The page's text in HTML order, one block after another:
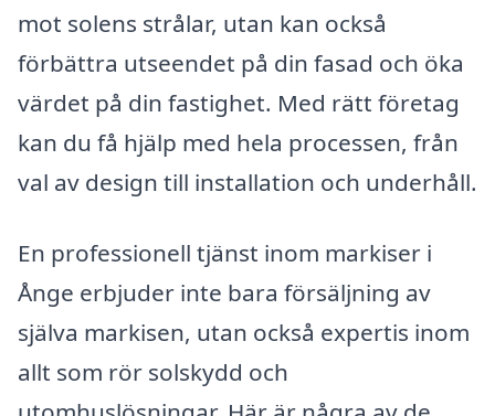
mot solens strålar, utan kan också
förbättra utseendet på din fasad och öka
värdet på din fastighet. Med rätt företag
kan du få hjälp med hela processen, från
val av design till installation och underhåll.
En professionell tjänst inom markiser i
Ånge erbjuder inte bara försäljning av
själva markisen, utan också expertis inom
allt som rör solskydd och